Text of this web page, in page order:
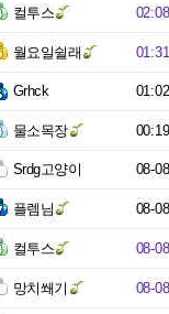
컬투스 02:08
월요일쉴래 01:31
Grhck 01:02
물소목장 00:19
Srdg고양이 08-08
플렘님 08-08
컬투스 08-08
망치쐐기 08-08